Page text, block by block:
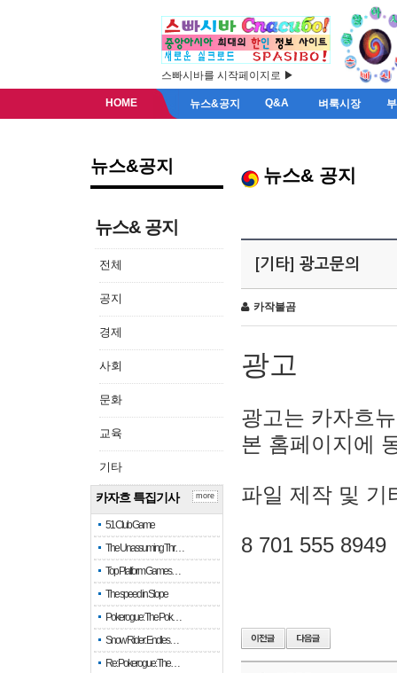
스빠시바를 시작페이지로 ▶
HOME 뉴스&공지 Q&A 벼룩시장
뉴스&공지
뉴스& 공지
전체
공지
경제
사회
문화
교육
기타
카자흐 특집기사
51 Club Game
The Unassuming Thr…
Top Platform Games…
The speed in Slope
Pokerogue: The Pok…
Snow Rider: Endles…
Re: Pokerogue: The…
more
뉴스& 공지
[기타] 광고문의
카작불곰
광고
광고는 카자흐
본 홈페이지에
파일 제작 및 기
8 701 555 8949